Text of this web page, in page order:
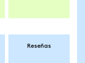
Reseñas